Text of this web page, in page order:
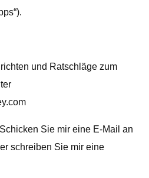
und Ratschläge zum
Sie mir eine E-Mail an
schreiben Sie mir eine